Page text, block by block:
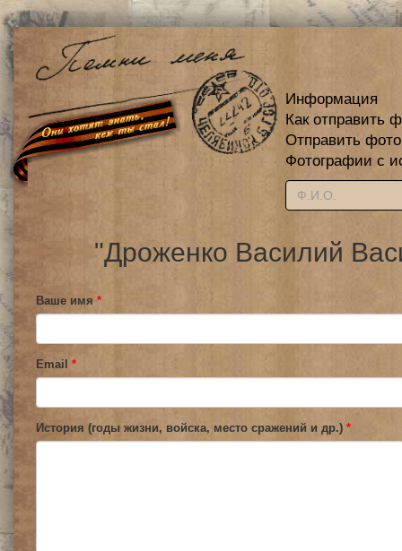
Информация
Как отправить
Отправить
Фотографии с
"Дроженко Василий
Ваше имя *
Email *
История (годы жизни, войска, место сражений и др.) *